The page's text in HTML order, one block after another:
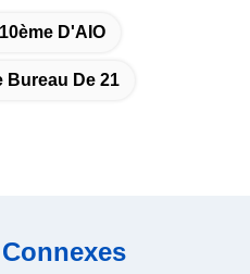
D'AIO
Bureau De 21